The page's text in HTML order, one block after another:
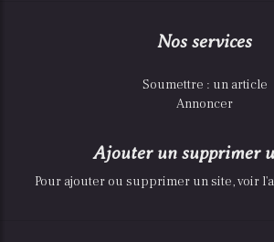
Nos services
Soumettre : un article
Annoncer
Ajouter un supprimer
Pour ajouter ou supprimer un site, voir